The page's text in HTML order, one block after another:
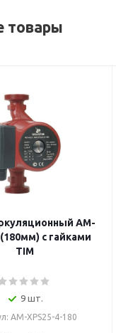
товары
AM-
с гайками
TIM
9 шт.
AM-XPS25-4-180